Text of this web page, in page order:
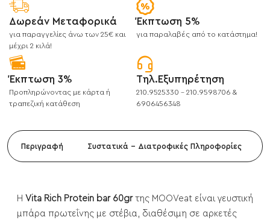
Δωρεάν Μεταφορικά
για παραγγελίες άνω των 25€ και
μέχρι 2 κιλά!
Έκπτωση 5%
για παραλαβές από το κατάστημα!
Έκπτωση 3%
Προπληρώνοντας με κάρτα ή
τραπεζική κατάθεση
Τηλ.Εξυπηρέτηση
210.9525330 - 210.9598706 &
6906456348
Περιγραφή Συστατικά - Διατροφικές Πληροφορίες
Η Vita Rich Protein bar 60grτης MOOVeat είναι γευστική
μπάρα πρωτεΐνης με στέβια, διαθέσιμη σε αρκετές